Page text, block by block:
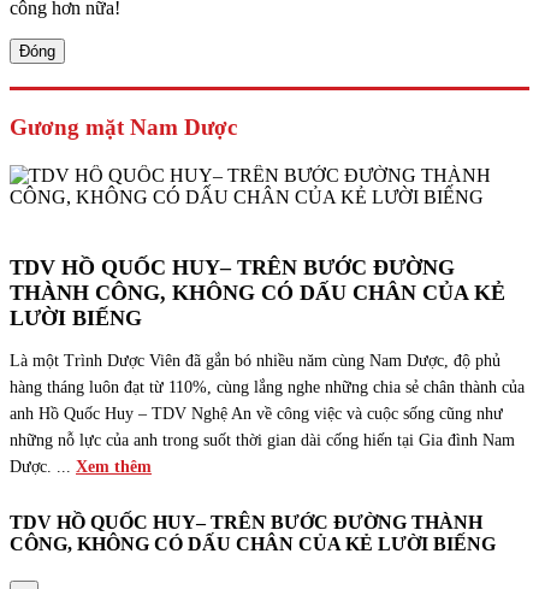
công hơn nữa!
Đóng
Gương mặt Nam Dược
TDV HỒ QUỐC HUY– TRÊN BƯỚC ĐƯỜNG
THÀNH CÔNG, KHÔNG CÓ DẤU CHÂN CỦA KẺ
LƯỜI BIẾNG
Là một Trình Dược Viên đã gắn bó nhiều năm cùng Nam Dược, độ phủ
hàng tháng luôn đạt từ 110%, cùng lắng nghe những chia sẻ chân thành của
anh Hồ Quốc Huy – TDV Nghệ An về công việc và cuộc sống cũng như
những nỗ lực của anh trong suốt thời gian dài cống hiến tại Gia đình Nam
Dược. ... Xem thêm
TDV HỒ QUỐC HUY– TRÊN BƯỚC ĐƯỜNG THÀNH
CÔNG, KHÔNG CÓ DẤU CHÂN CỦA KẺ LƯỜI BIẾNG